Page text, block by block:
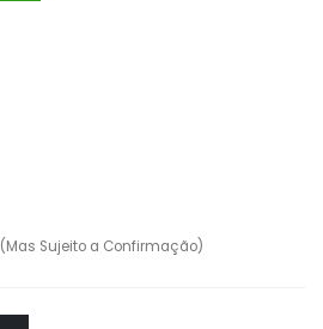
(Mas Sujeito a Confirmação)